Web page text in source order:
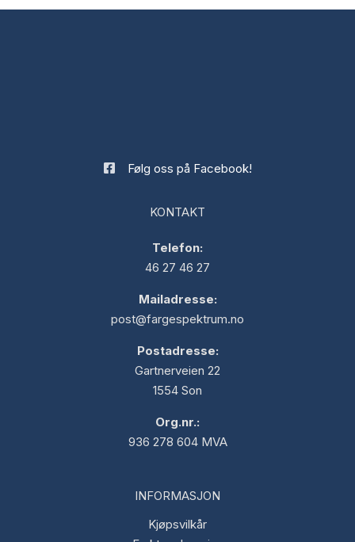
Følg oss på Facebook!
KONTAKT
Telefon:
46 27 46 27
Mailadresse:
post@fargespektrum.no
Postadresse:
Gartnerveien 22
1554 Son
Org.nr.:
936 278 604 MVA
INFORMASJON
Kjøpsvilkår